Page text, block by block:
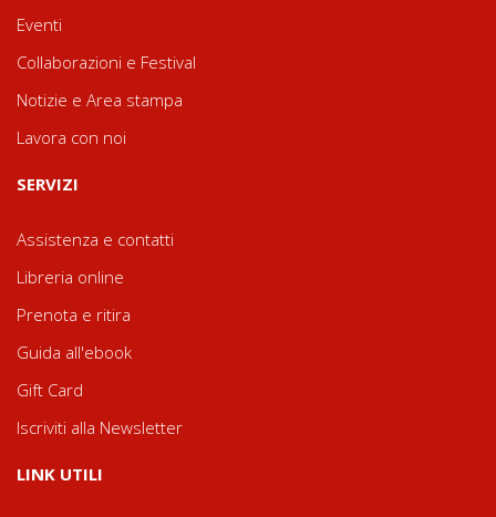
Eventi
Collaborazioni e Festival
Notizie e Area stampa
Lavora con noi
SERVIZI
Assistenza e contatti
Libreria online
Prenota e ritira
Guida all'ebook
Gift Card
Iscriviti alla Newsletter
LINK UTILI